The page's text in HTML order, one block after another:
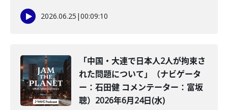
2026.06.25 |00:09:10
「中国・大連で日本人2人が拘束さ
れた問題について」（ナビゲータ
ー：石田健 コメンテーター：富坂
聰）2026年6月24日(水)